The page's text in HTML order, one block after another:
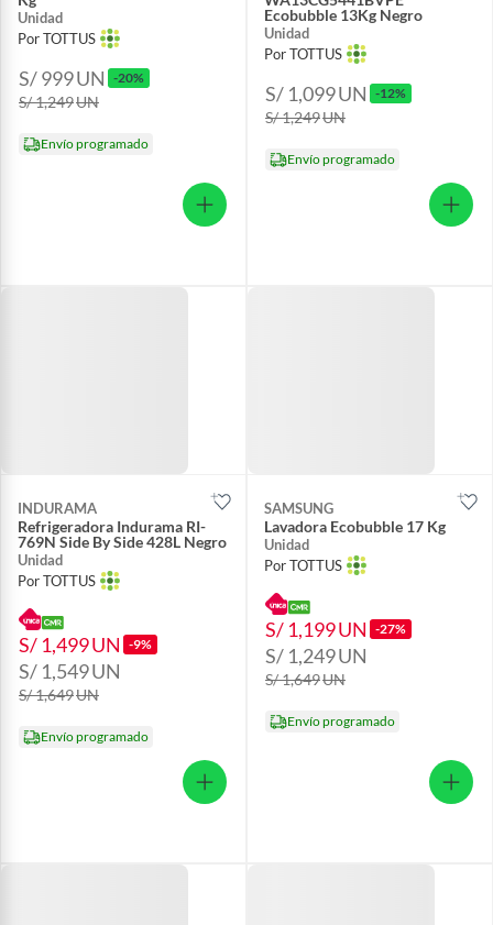
Unidad
Por TOTTUS
S/ 999UN -20%
S/ 1,249UN
Envío programado
Ecobubble 13Kg Negro
Unidad
Por TOTTUS
S/ 1,099UN -12%
S/ 1,249UN
Envío programado
INDURAMA
Refrigeradora Indurama RI-
769N Side By Side 428L Negro
Unidad
Por TOTTUS
S/ 1,499UN -9%
S/ 1,549UN
S/ 1,649UN
Envío programado
SAMSUNG
Lavadora Ecobubble 17 Kg
Unidad
Por TOTTUS
S/ 1,199UN -27%
S/ 1,249UN
S/ 1,649UN
Envío programado